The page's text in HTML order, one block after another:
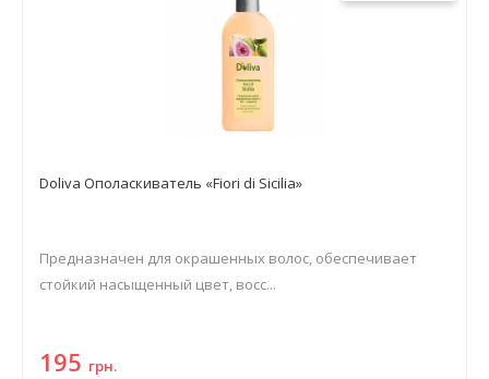
Doliva Ополаскиватель «Fiori di Sicilia»
Предназначен для окрашенных волос, обеспечивает
стойкий насыщенный цвет, восс...
195 грн.